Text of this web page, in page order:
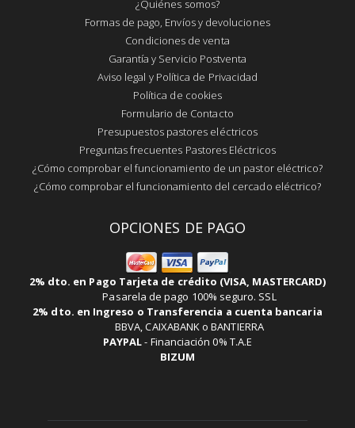
¿Quiénes somos?
Formas de pago, Envíos y devoluciones
Condiciones de venta
Garantía y Servicio Postventa
Aviso legal y Política de Privacidad
Política de cookies
Formulario de Contacto
Presupuestos pastores eléctricos
Preguntas frecuentes Pastores Eléctricos
¿Cómo comprobar el funcionamiento de un pastor eléctrico?
¿Cómo comprobar el funcionamiento del cercado eléctrico?
OPCIONES DE PAGO
2% dto. en Pago Tarjeta de crédito (VISA, MASTERCARD)
Pasarela de pago 100% seguro. SSL
2% dto. en Ingreso o Transferencia a cuenta bancaria
BBVA, CAIXABANK o BANTIERRA
PAYPAL- Financiación 0% T.A.E
BIZUM